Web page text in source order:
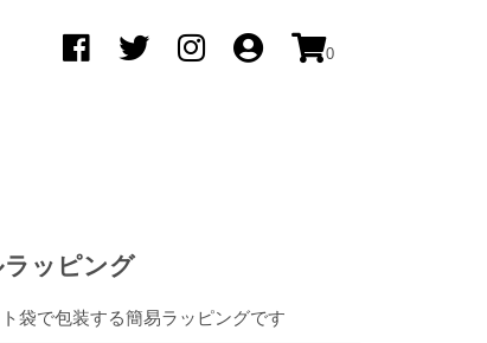
0
ッピング
袋で包装する簡易ラッピングです